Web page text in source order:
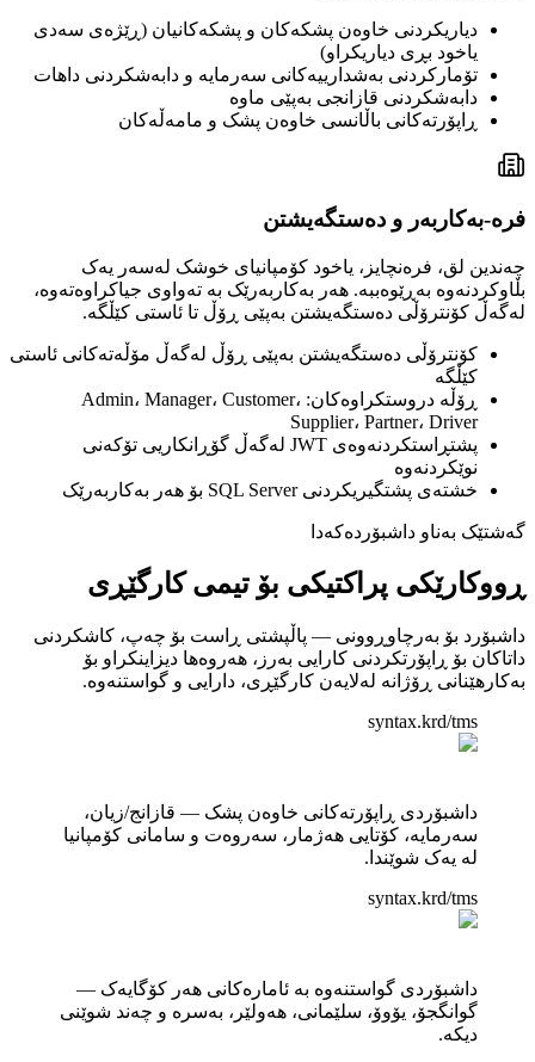
دیاریکردنی خاوەن پشکەکان و پشکەکانیان (ڕێژەی سەدی
یاخود بڕی دیاریکراو)
تۆمارکردنی بەشدارییەکانی سەرمایە و دابەشکردنی داهات
دابەشکردنی قازانجی بەپێی ماوە
ڕاپۆرتەکانی باڵانسی خاوەن پشک و مامەڵەکان
فرە-بەکاربەر و دەستگەیشتن
چەندین لق، فرەنچایز، یاخود کۆمپانیای خوشک لەسەر یەک
بڵاوکردنەوە بەڕێوەببە. هەر بەکاربەرێک بە تەواوی جیاکراوەتەوە،
لەگەڵ کۆنترۆڵی دەستگەیشتن بەپێی ڕۆڵ تا ئاستی کێڵگە.
کۆنترۆڵی دەستگەیشتن بەپێی ڕۆڵ لەگەڵ مۆڵەتەکانی ئاستی
کێڵگە
ڕۆڵە دروستکراوەکان: Admin، Manager، Customer،
Supplier، Partner، Driver
پشتڕاستکردنەوەی JWT لەگەڵ گۆڕانکاریی تۆکەنی
نوێکردنەوە
خشتەی پشتگیریکردنی SQL Server بۆ هەر بەکاربەرێک
گەشتێک بەناو داشبۆردەکەدا
ڕووکارێکی پراکتیکی بۆ تیمی کارگێڕی
داشبۆرد بۆ بەرچاوڕوونی — پاڵپشتی ڕاست بۆ چەپ، کاشکردنی
داتاکان بۆ ڕاپۆرتکردنی کارایی بەرز، هەروەها دیزاینکراو بۆ
بەکارهێنانی ڕۆژانە لەلایەن کارگێڕی، دارایی و گواستنەوە.
syntax.krd/tms
داشبۆردی ڕاپۆرتەکانی خاوەن پشک — قازانج/زیان،
سەرمایە، کۆتایی هەژمار، سەروەت و سامانی کۆمپانیا
لە یەک شوێندا.
syntax.krd/tms
داشبۆردی گواستنەوە بە ئامارەکانی هەر کۆگایەک —
گوانگجۆ، یۆوۆ، سلێمانی، هەولێر، بەسرە و چەند شوێنی
دیکە.